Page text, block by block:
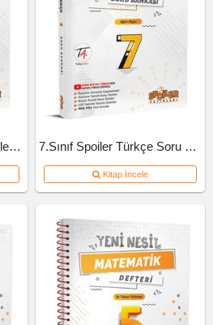
7.Sınıf Spoiler Sosyal Bilgiler Soru Bankası 7.Sınıf Spoiler Türkçe Soru Bankası
Kitap İncele